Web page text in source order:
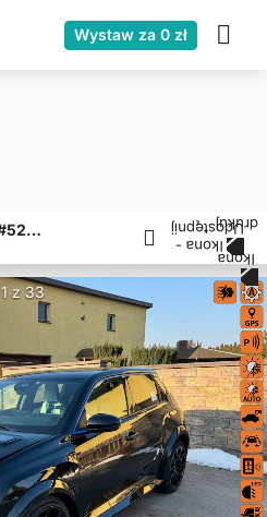
Wystaw za 0 zł
Alpine A110 A290 GTS #52kWh#Alpine#Elektryk#LED#
1 z 33